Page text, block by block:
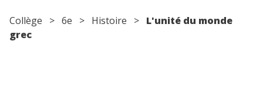
Collège > 6e > Histoire > L'unité du monde
grec